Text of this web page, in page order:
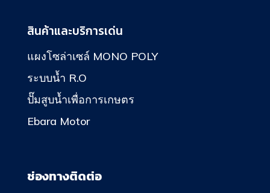
สินค้าและบริการเด่น
แผงโซล่าเซล์ MONO POLY
ระบบน้ำ R.O
ปั๊มสูบน้ำเพื่อการเกษตร
Ebara Motor
ช่องทางติดต่อ